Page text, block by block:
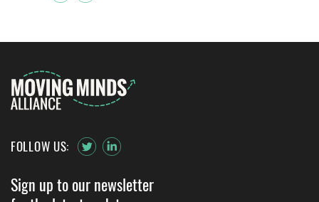
Sign up to our newsletter
FOLLOW US: